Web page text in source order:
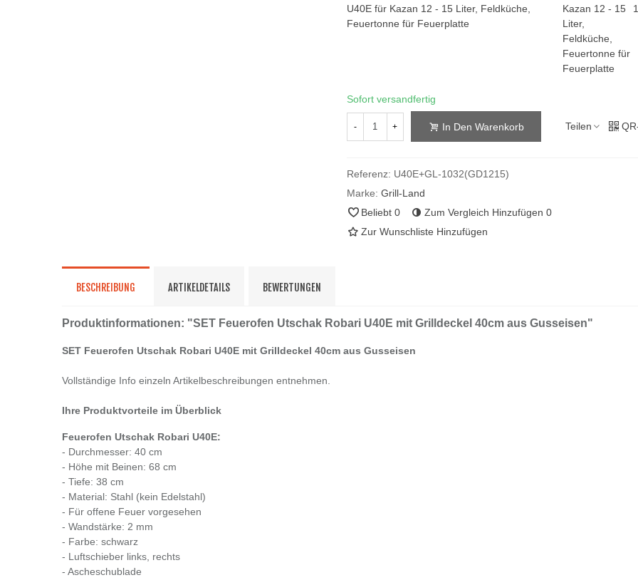
Kazan 12 - 15
Liter,
Feldküche,
Feuertonne für
Feuerplatte
Sofort versandfertig
- + In Den Warenkorb Teilen
Referenz: U40E+GL-1032(GD1215)
Marke: Grill-Land
Beliebt 0 Zum Vergleich Hinzufügen 0
Zur Wunschliste Hinzufügen
BESCHREIBUNG ARTIKELDETAILS BEWERTUNGEN
Produktinformationen: "SET Feuerofen Utschak Robari U40E mit Grilldeckel 40cm aus Gusseisen"
SET Feuerofen Utschak Robari U40E mit Grilldeckel 40cm aus Gusseisen
Vollständige Info einzeln Artikelbeschreibungen entnehmen.
Ihre Produktvorteile im Überblick
Feuerofen Utschak Robari U40E:
- Durchmesser: 40 cm
- Höhe mit Beinen: 68 cm
- Tiefe: 38 cm
- Material: Stahl (kein Edelstahl)
- Für offene Feuer vorgesehen
- Wandstärke: 2 mm
- Farbe: schwarz
- Luftschieber links, rechts
- Ascheschublade